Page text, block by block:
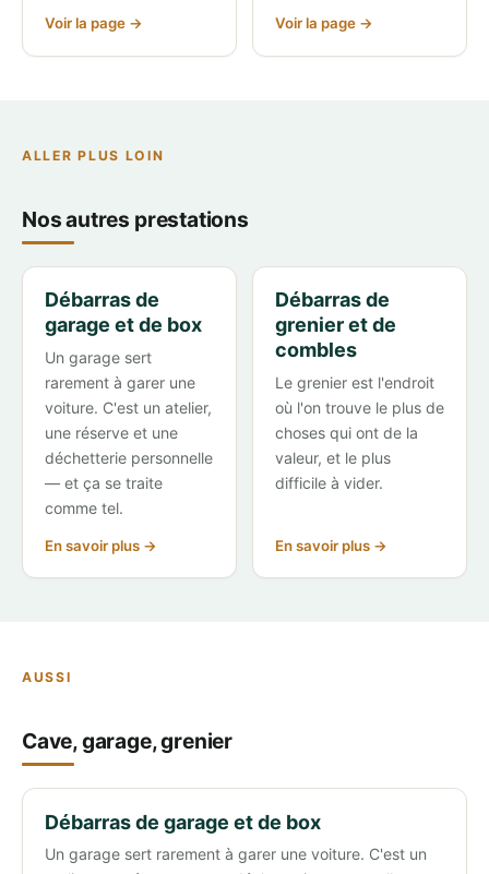
Voir la page → Voir la page →
ALLER PLUS LOIN
Nos autres prestations
Débarras de
garage et de box
Un garage sert
rarement à garer une
voiture. C'est un atelier,
une réserve et une
déchetterie personnelle
— et ça se traite
comme tel.
En savoir plus →
Débarras de
grenier et de
combles
Le grenier est l'endroit
où l'on trouve le plus de
choses qui ont de la
valeur, et le plus
difficile à vider.
En savoir plus →
AUSSI
Cave, garage, grenier
Débarras de garage et de box
Un garage sert rarement à garer une voiture. C'est un